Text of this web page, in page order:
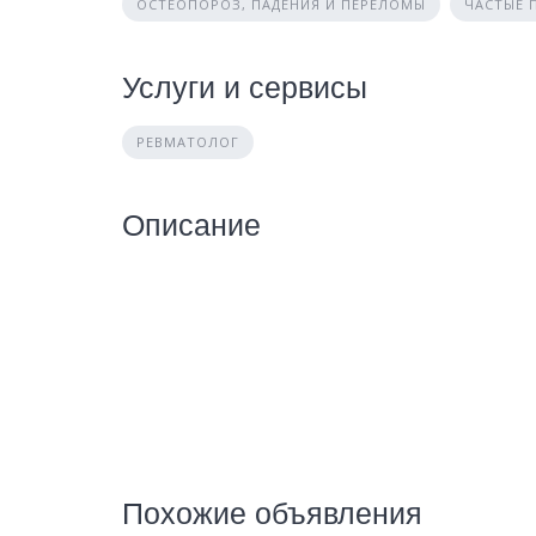
ОСТЕОПОРОЗ, ПАДЕНИЯ И ПЕРЕЛОМЫ ЧАСТЫЕ
Услуги и сервисы
РЕВМАТОЛОГ
Описание
Похожие объявления